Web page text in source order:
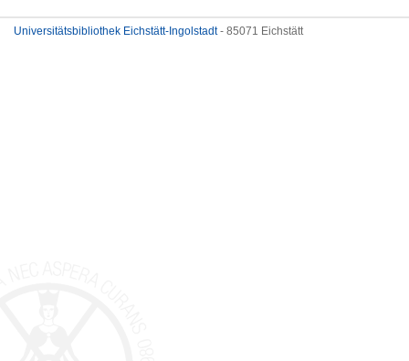
Universitätsbibliothek Eichstätt-Ingolstadt- 85071 Eichstätt